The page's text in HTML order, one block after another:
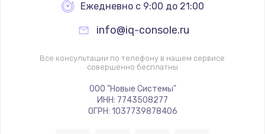
Ежедневно с 9:00 до 21:00
info@iq-console.ru
Все консультации по телефону в нашем сервисе
совершенно бесплатны
ООО "Новые Системы"
ИНН: 7743508277
ОГРН: 1037739878406